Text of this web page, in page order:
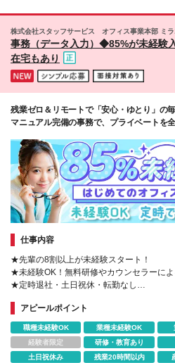
田・淀屋橋・本町・
イン・三ノ宮 など
株式会社スタッフサービス オフィス事業本部 ミ
事務（データ入力）◆85%が未経験
在宅もあり
残業ゼロ＆リモートで「安心・ゆとり」の毎
マニュアル完備の事務で、プライベートを
仕事内容
★先輩の8割以上が未経験スタート！
★未経験OK！無料研修やカウンセラーに
★定時退社・土日祝休・転勤なし
アピールポイント
職種未経験OK 業種未経験OK
経験者限定
研修・教育あり
土日祝休み
残業20時間以内